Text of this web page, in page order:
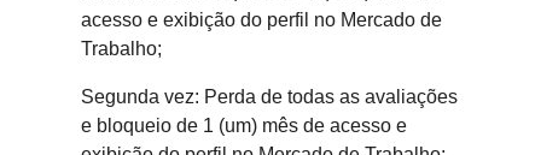
acesso e exibição do perfil no Mercado de
Trabalho;
Segunda vez: Perda de todas as avaliações
e bloqueio de 1 (um) mês de acesso e